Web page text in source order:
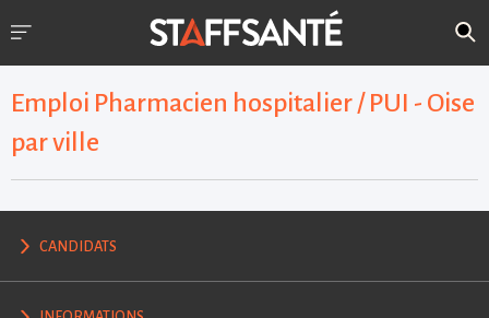
Emploi Pharmacien hospitalier / PUI - Oise
par ville
CANDIDATS